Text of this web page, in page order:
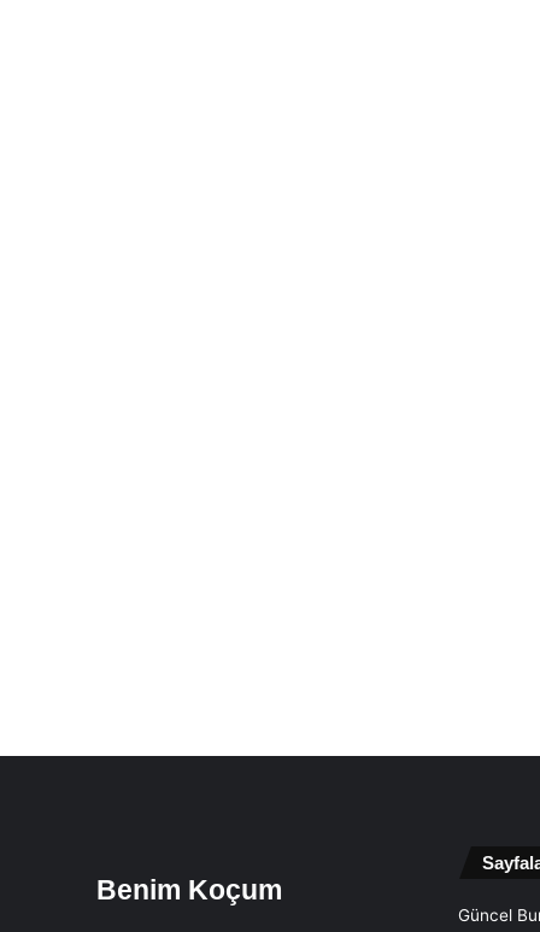
Benim Koçum
Güncel